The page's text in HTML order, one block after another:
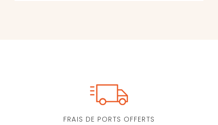
FRAIS DE PORTS OFFERTS